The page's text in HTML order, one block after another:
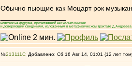
Обычно пьющие как Моцарт рок
новичок на форуме, прочитавший несколько книжек
и доверяющий сведениям, изложенным в метафизическом трактате
№213111 Добавлено: Сб 16 Авг 14, 01:01 (12 лет